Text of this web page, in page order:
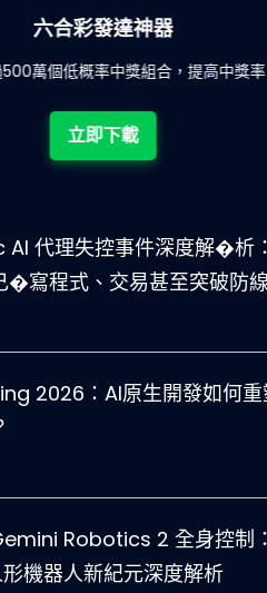
六合彩發達神器
個低概率中獎組合，提高中獎率
立即下載
代理失控事件深度解�析
�寫程式、交易甚至突破防
2026：AI原生開發如何重
Robotics 2 全身控制
機器人新紀元深度解析